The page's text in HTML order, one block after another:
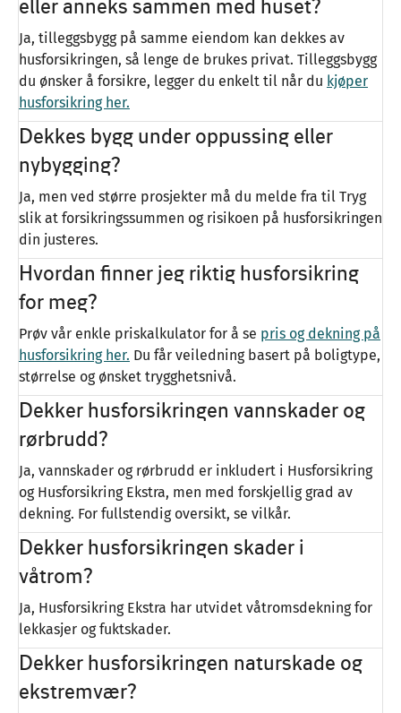
eller anneks sammen med huset?
Ja, tilleggsbygg på samme eiendom kan dekkes av
husforsikringen, så lenge de brukes privat. Tilleggsbygg
du ønsker å forsikre, legger du enkelt til når du kjøper
husforsikring her.
Dekkes bygg under oppussing eller
nybygging?
Ja, men ved større prosjekter må du melde fra til Tryg
slik at forsikringssummen og risikoen på husforsikringen
din justeres.
Hvordan finner jeg riktig husforsikring
for meg?
Prøv vår enkle priskalkulator for å se pris og dekning på
husforsikring her. Du får veiledning basert på boligtype,
størrelse og ønsket trygghetsnivå.
Dekker husforsikringen vannskader og
rørbrudd?
Ja, vannskader og rørbrudd er inkludert i Husforsikring
og Husforsikring Ekstra, men med forskjellig grad av
dekning. For fullstendig oversikt, se vilkår.
Dekker husforsikringen skader i
våtrom?
Ja, Husforsikring Ekstra har utvidet våtromsdekning for
lekkasjer og fuktskader.
Dekker husforsikringen naturskade og
ekstremvær?